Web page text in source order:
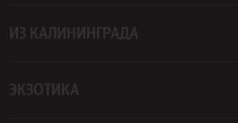
ИЗ КАЛИНИНГРАДА
ЭКЗОТИКА